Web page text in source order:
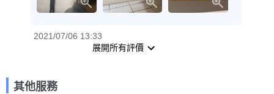
2021/07/06 13:33
展開所有評價
其他服務